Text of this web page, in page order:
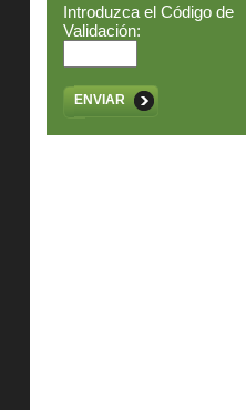
Introduzca el Código de
Validación:
ENVIAR